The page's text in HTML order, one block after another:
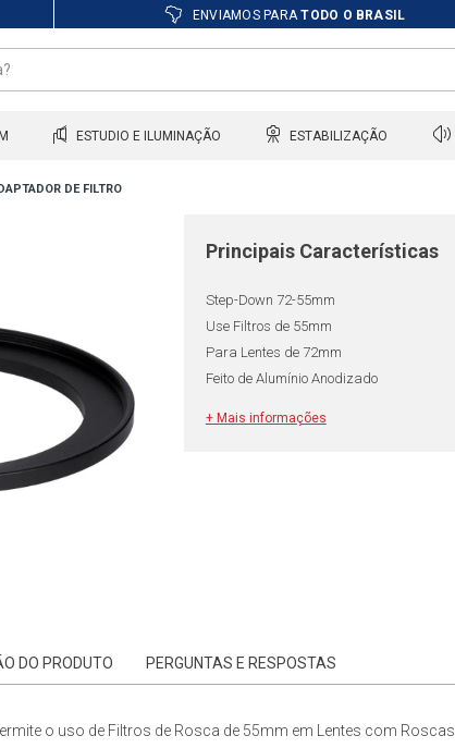
ENVIAMOS PARATODO O BRASIL
ESTUDIO E ILUMINAÇÃO ESTABILIZAÇÃO
DE FILTRO
Principais Características
Step-Down 72-55mm
Use Filtros de 55mm
Para Lentes de 72mm
Feito de Alumínio Anodizado
+ Mais informações
DO PRODUTO PERGUNTAS E RESPOSTAS
o uso de Filtros de Rosca de 55mm em Lentes com Roscas